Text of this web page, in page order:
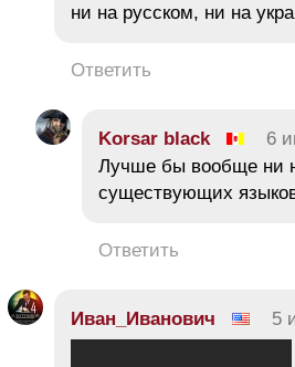
ни на русском, ни на
Ответить
Korsar black 6
Лучше бы вообще ни
существующих
Ответить
Иван_Иванович 5